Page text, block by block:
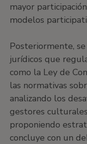
mayor
modelos
Posteriormente,
jurídicos que
como la Ley de
las normativas
analizando los
gestores
proponiendo
concluye con un